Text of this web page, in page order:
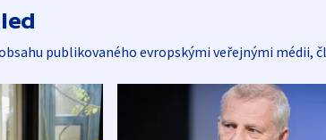
publikovaného evropskými veřejnými médii,